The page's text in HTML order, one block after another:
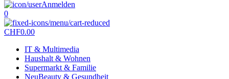
Anmelden
0
CHF0.00
IT & Multimedia
Haushalt & Wohnen
Supermarkt & Familie
NeuBeauty & Gesundheit